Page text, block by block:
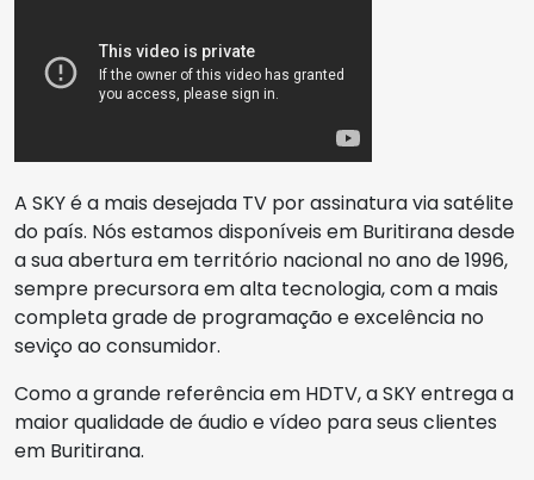
A SKY é a mais desejada TV por assinatura via satélite
do país. Nós estamos disponíveis em Buritirana desde
a sua abertura em território nacional no ano de 1996,
sempre precursora em alta tecnologia, com a mais
completa grade de programação e excelência no
seviço ao consumidor.
Como a grande referência em HDTV, a SKY entrega a
maior qualidade de áudio e vídeo para seus clientes
em Buritirana.